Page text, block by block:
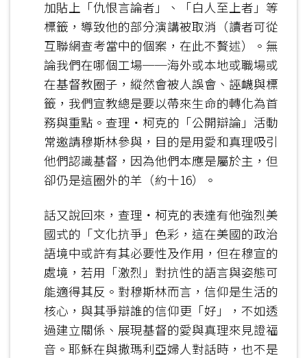
加貼上「仇恨言論者」、「白人至上者」等
標籤，導致他的部分演講被取消（讀者可從
互聯網查考當中的個案，在此不贅述）。無
論我們在哪個工場──海外或本地或職場或
在基督教圈子，縱然會被人誤會、誣衊與標
籤，我們宣教總是要以帶來生命的轉化為首
務與重點。查理‧柯克的「公開辯論」活動
常邀請穆斯林參與，目的是用愛和真理吸引
他們認識基督，因為他們本應是屬於主，但
卻仍是這圈外的羊（約十16）。
話又說回來，查理‧柯克的表達有他強烈美
國式的「文化抗爭」色彩，這在美國的政治
語境中或許有其必要性及作用，但在穆宣的
處境，若用「激烈」對抗性的語言與姿態可
能適得其反。對穆斯林而言，信仰是生活的
核心，與其爭辯誰的信仰更「好」，不如透
過建立關係、展現基督的愛與真理來見證福
音。耶穌在與撒瑪利亞婦人對話時，也不是